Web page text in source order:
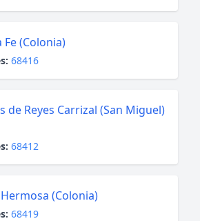
Fe (Colonia)
68416
de Reyes Carrizal (San Miguel)
68412
(Colonia)
68419